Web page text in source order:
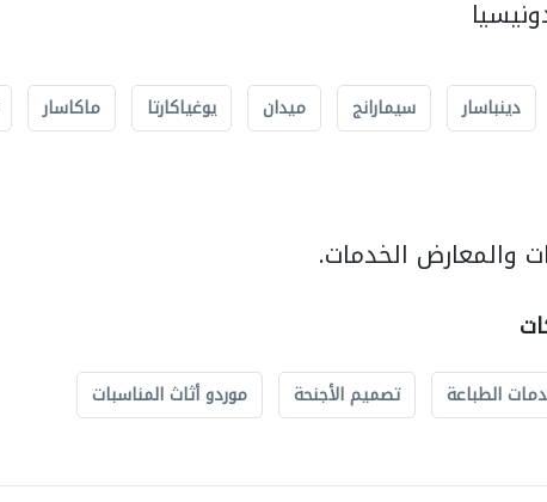
دينباسار سيمارانج ميدان يوغياكارتا ماكاسار
والمعارض الخدمات.
الطباعة تصميم الأجنحة موردو أثاث المناسبات